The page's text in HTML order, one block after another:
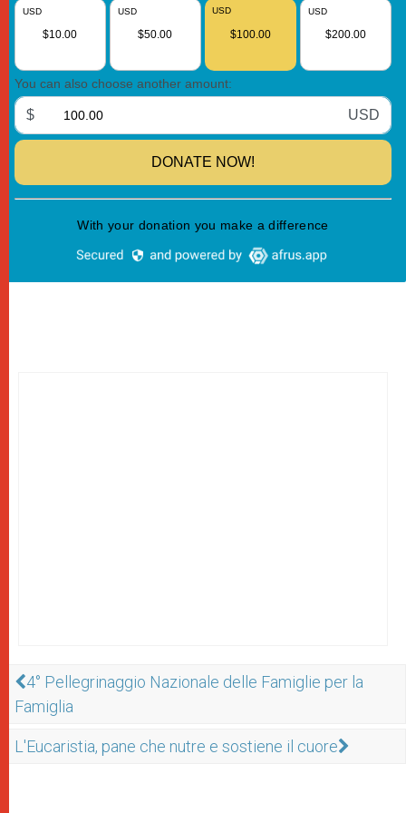
4° Pellegrinaggio Nazionale delle Famiglie per la
Famiglia
L'Eucaristia, pane che nutre e sostiene il cuore